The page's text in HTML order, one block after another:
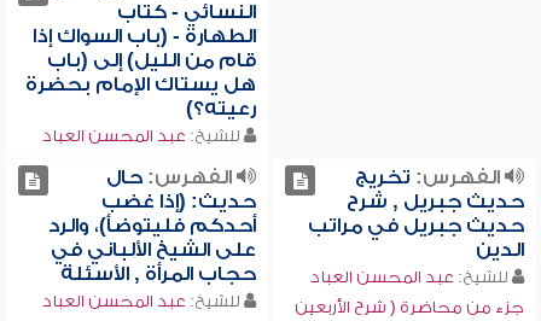
النسائي - كتاب
الطهارة - (باب السواك إذا
قام من الليل) إلى (باب
هل يستاك الإمام بحضرة
رعيته؟)
للشيخ: عبد المحسن العباد
الفهرس: تخريج
حديث جبريل , شرح
حديث جبريل في مراتب
الدين
للشيخ: عبد المحسن العباد
جزء من محاضرة ( شرح الأربعين
الفهرس:حال
حديث: (إذا غضب
أحدكم فليتوضأ)، والرد
على الشيخ الألباني في
حجاب المرأة , الأسئلة
للشيخ: عبد المحسن العباد